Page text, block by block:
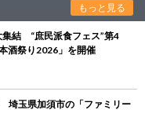
もっと見る
集結 “庶民派食フェス”第4
酒祭り2026」を開催
埼玉県加須市の「ファミリー